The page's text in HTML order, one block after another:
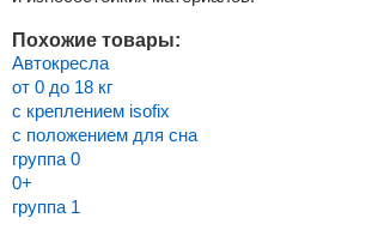
Похожие товары:
Автокресла
от 0 до 18 кг
с креплением isofix
с положением для сна
группа 0
0+
группа 1